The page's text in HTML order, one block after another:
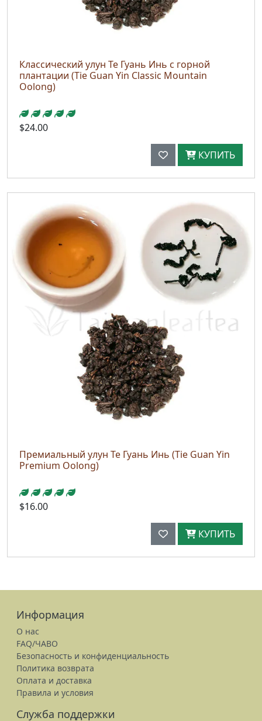
Классический улун Те Гуань Инь с горной
плантации (Tie Guan Yin Classic Mountain
Oolong)
$24.00
КУПИТЬ
Премиальный улун Те Гуань Инь (Tie Guan Yin
Premium Oolong)
$16.00
КУПИТЬ
Информация
О нас
FAQ/ЧАВО
Безопасность и конфиденциальность
Политика возврата
Оплата и доставка
Правила и условия
Служба поддержки